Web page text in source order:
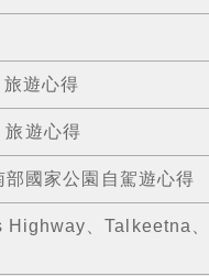
遊心得
遊心得
國家公園自駕遊心得
Highway、Talkeetna